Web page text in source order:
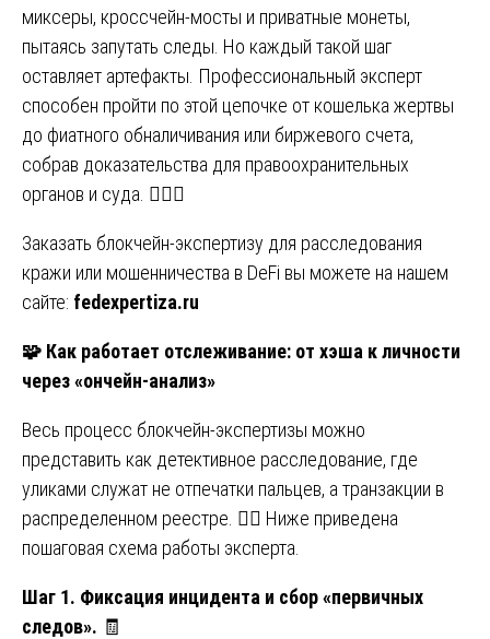
миксеры, кроссчейн-мосты и приватные монеты,
пытаясь запутать следы. Но каждый такой шаг
оставляет артефакты. Профессиональный эксперт
способен пройти по этой цепочке от кошелька жертвы
до фиатного обналичивания или биржевого счета,
собрав доказательства для правоохранительных
органов и суда. 👮‍♂️⚖️
Заказать блокчейн-экспертизу для расследования
кражи или мошенничества в DeFi вы можете на нашем
сайте: fedexpertiza.ru
🧩 Как работает отслеживание: от хэша к личности
через «ончейн-анализ»
Весь процесс блокчейн-экспертизы можно
представить как детективное расследование, где
уликами служат не отпечатки пальцев, а транзакции в
распределенном реестре. 🕵️‍♂️ Ниже приведена
пошаговая схема работы эксперта.
Шаг 1. Фиксация инцидента и сбор «первичных
следов». 🧾